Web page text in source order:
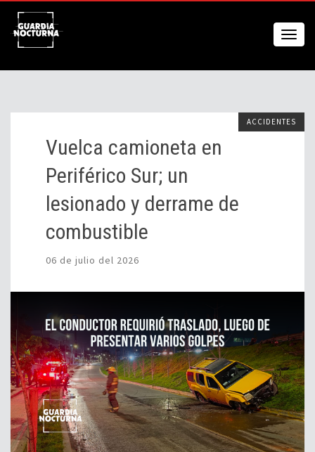
ACCIDENTES
Vuelca camioneta en
Periférico Sur; un
lesionado y derrame de
combustible
06 de julio del 2026